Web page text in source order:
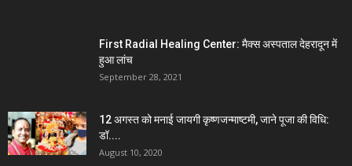
First Radial Healing Center: मैक्स अस्पताल देहरादून में
हुआ लांच
September 28, 2021
12 अगस्त को मनाई जायगी कृष्णजन्माष्टमी, जाने पूजा की विधि:
डॉ....
August 10, 2020